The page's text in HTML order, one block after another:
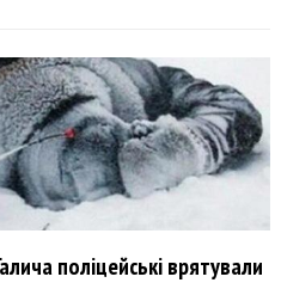
поліцейські врятували